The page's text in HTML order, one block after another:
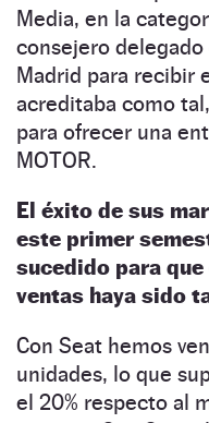
Media, en la
consejero delegado
Madrid para recibir
acreditaba como
para ofrecer una
MOTOR.
El éxito de sus
este primer
sucedido para
ventas haya sido
Con Seat hemos
unidades, lo que
el 20% respecto al